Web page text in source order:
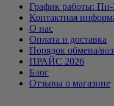
График работы:
Контактная
О нас
Оплата и доставка
Порядок обмена/
ПРАЙС 2026
Блог
Отзывы о магазине